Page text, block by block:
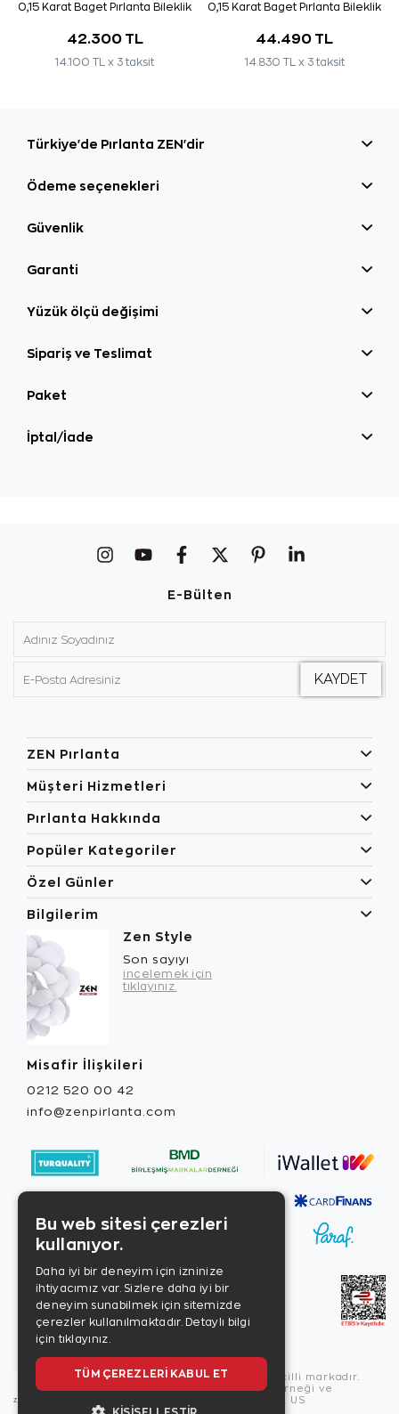
0,15 Karat Baget Pırlanta Bileklik
42.300 TL
14.100 TL x 3 taksit
0,15 Karat Baget Pırlanta Bileklik
44.490 TL
14.830 TL x 3 taksit
Türkiye'de Pırlanta ZEN'dir
Ödeme seçenekleri
Güvenlik
Garanti
Yüzük ölçü değişimi
Sipariş ve Teslimat
Paket
İptal/İade
E-Bülten
ZEN Pırlanta
Müşteri Hizmetleri
Pırlanta Hakkında
Popüler Kategoriler
Özel Günler
Bilgilerim
Zen Style
Son sayıyı
incelemek için
tıklayınız.
Misafir İlişkileri
0212 520 00 42
info@zenpirlanta.com
Copyright © 2026, Zen Diamond tescilli markadır.
Zen Diamond Birleşmiş Markalar Derneği ve
Turquality Destek Programı üyesidir. US
Bu web sitesi çerezleri
kullanıyor.
Daha iyi bir deneyim için izninize
ihtiyacımız var. Sizlere daha iyi bir
deneyim sunabilmek için sitemizde
çerezler kullanılmaktadır. Detaylı bilgi
için tıklayınız.
TÜM ÇEREZLERI KABUL ET